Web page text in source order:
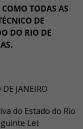
TODAS AS
DE
DO RIO DE
JANEIRO
do Estado do Rio
Lei: